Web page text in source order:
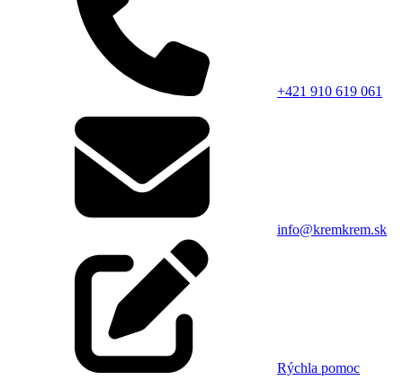
+421 910 619 061
info@kremkrem.sk
Rýchla pomoc